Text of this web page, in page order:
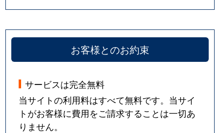
お客様とのお約束
サービスは完全無料
当サイトの利用料はすべて無料です。当サイ
トがお客様に費用をご請求することは一切あ
りません。